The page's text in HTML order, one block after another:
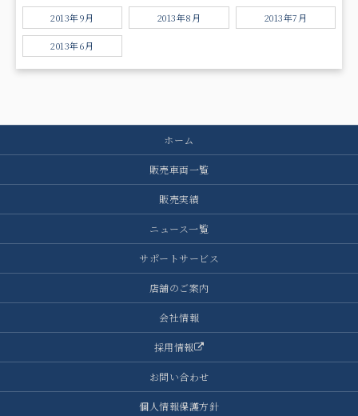
2013年9月 2013年8月 2013年7月
2013年6月
ホーム
販売車両一覧
販売実績
ニュース一覧
サポートサービス
店舗のご案内
会社情報
採用情報
お問い合わせ
個人情報保護方針